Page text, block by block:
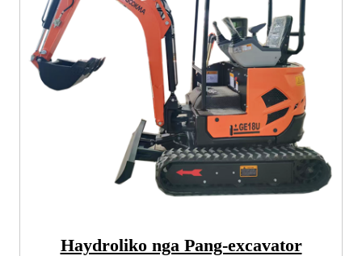
Haydroliko nga Pang-excavator